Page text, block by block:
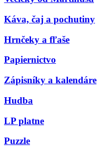
Káva, čaj a pochutiny
Hrnčeky a fľaše
Papiernictvo
Zápisníky a kalendáre
Hudba
LP platne
Puzzle